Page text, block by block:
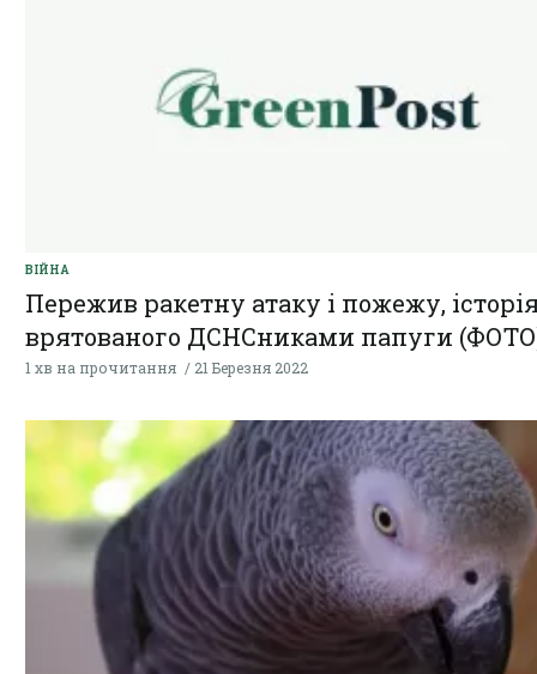
ВІЙНА
Пережив ракетну атаку і пожежу,
врятованого ДСНСниками папуги
1 хв на прочитання 21 Березня 2022